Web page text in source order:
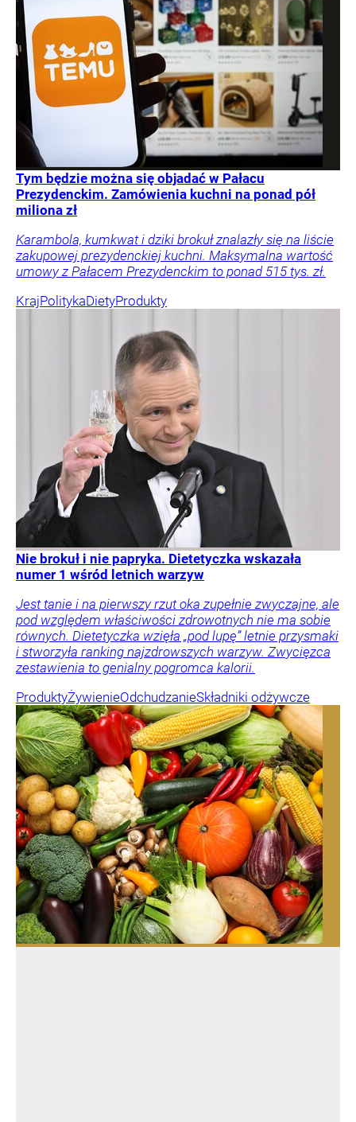
Tym będzie można się objadać w Pałacu
Prezydenckim. Zamówienia kuchni na ponad pół
miliona zł
Karambola, kumkwat i dziki brokuł znalazły się na liście
zakupowej prezydenckiej kuchni. Maksymalna wartość
umowy z Pałacem Prezydenckim to ponad 515 tys. zł.
KrajPolitykaDietyProdukty
Nie brokuł i nie papryka. Dietetyczka wskazała
numer 1 wśród letnich warzyw
Jest tanie i na pierwszy rzut oka zupełnie zwyczajne, ale
pod względem właściwości zdrowotnych nie ma sobie
równych. Dietetyczka wzięła „pod lupę” letnie przysmaki
i stworzyła ranking najzdrowszych warzyw. Zwycięzca
zestawienia to genialny pogromca kalorii.
ProduktyŻywienieOdchudzanieSkładniki odżywcze